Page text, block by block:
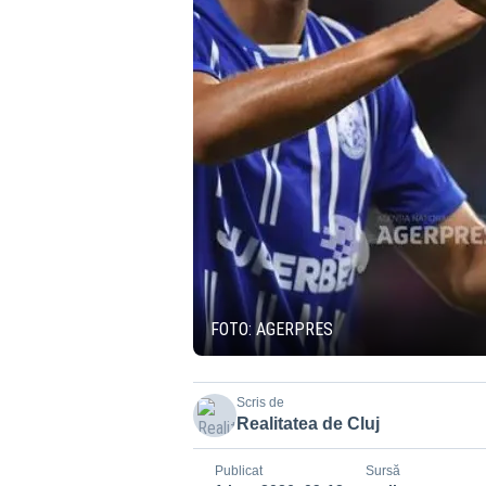
FOTO: AGERPRES
Scris de
Realitatea de Cluj
Publicat Sursă